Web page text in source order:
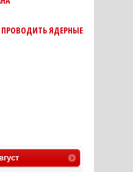
ПРОВОДИТЬ ЯДЕРНЫЕ